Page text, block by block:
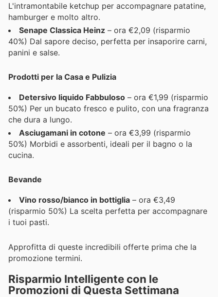
L'intramontabile ketchup per accompagnare patatine,
hamburger e molto altro.
Senape Classica Heinz – ora €2,09 (risparmio
40%) Dal sapore deciso, perfetta per insaporire carni,
panini e salse.
Prodotti per la Casa e Pulizia
Detersivo liquido Fabbuloso – ora €1,99 (risparmio
50%) Per un bucato fresco e pulito, con una fragranza
che dura a lungo.
Asciugamani in cotone – ora €3,99 (risparmio
50%) Morbidi e assorbenti, ideali per il bagno o la
cucina.
Bevande
Vino rosso/bianco in bottiglia – ora €3,49
(risparmio 50%) La scelta perfetta per accompagnare
i tuoi pasti.
Approfitta di queste incredibili offerte prima che la
promozione termini.
Risparmio Intelligente con le
Promozioni di Questa Settimana